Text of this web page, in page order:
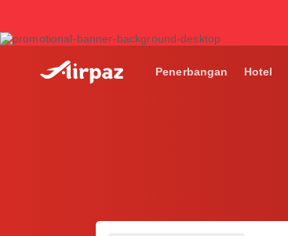
Penerbangan Hotel